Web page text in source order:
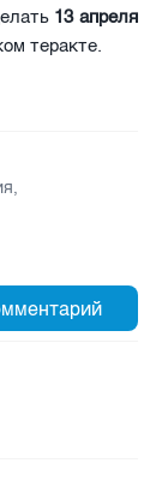
13 апреля
теракте.
,